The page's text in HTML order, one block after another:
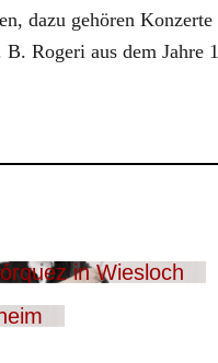
dazu gehören
Rogeri aus dem Jahre
in Wiesloch